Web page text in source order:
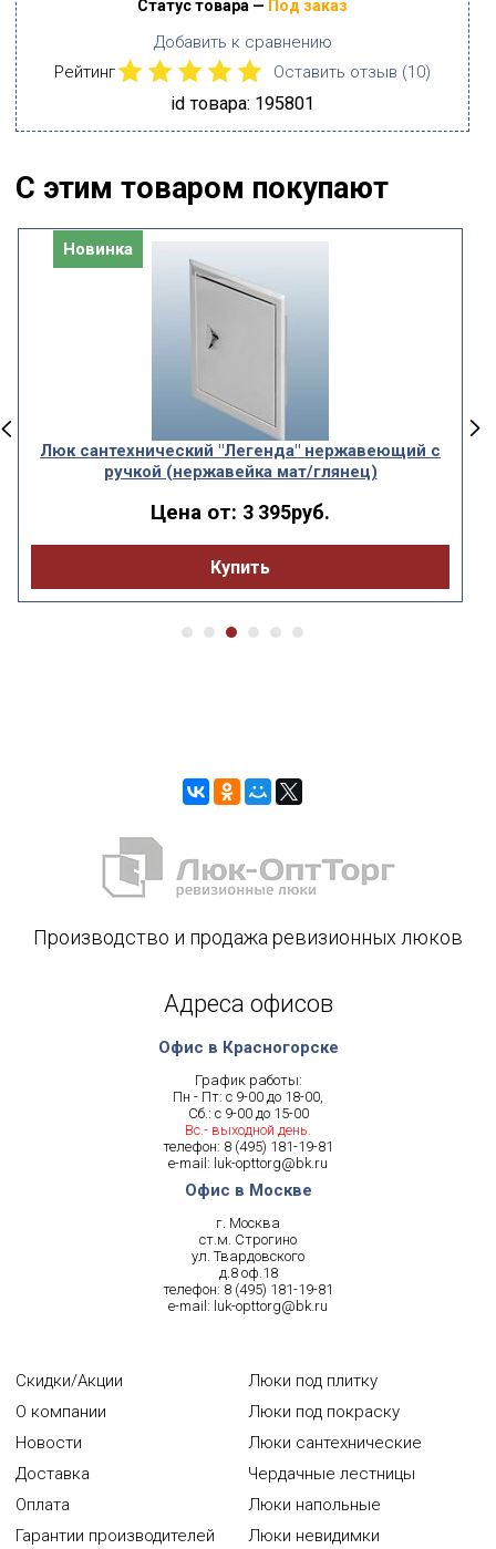
Статус товара — Под заказ
Добавить к сравнению
Рейтинг
Оставить отзыв (10)
id товара: 195801
С этим товаром покупают
Новинка
Люк сантехнический "Легенда" нержавеющий с
ручкой (нержавейка мат/глянец)
Цена от: 3 395руб.
Купить
Производство и продажа ревизионных люков
Адреса офисов
Офис в Красногорске
График работы:
Пн - Пт: с 9-00 до 18-00,
Сб.: с 9-00 до 15-00
Вс.- выходной день.
телефон: 8 (495) 181-19-81
e-mail: luk-opttorg@bk.ru
Офис в Москве
г. Москва
ст.м. Строгино
ул. Твардовского
д.8 оф.18
телефон: 8 (495) 181-19-81
e-mail: luk-opttorg@bk.ru
Скидки/Акции
О компании
Новости
Доставка
Оплата
Гарантии производителей
Люки под плитку
Люки под покраску
Люки сантехнические
Чердачные лестницы
Люки напольные
Люки невидимки